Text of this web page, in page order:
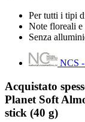
Per tutti i tipi
Note floreali
Senza
NCS -
Acquistato
Planet Soft
stick (40 g)